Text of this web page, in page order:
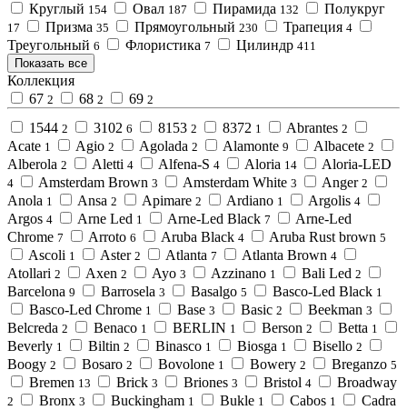
Круглый 154 Овал 187 Пирамида 132 Полукруг
17 Призма 35 Прямоугольный 230 Трапеция 4
Треугольный 6 Флористика 7 Цилиндр 411
Показать все
Коллекция
67 2 68 2 69 2
1544 2 3102 6 8153 2 8372 1 Abrantes 2
Acate 1 Agio 2 Agolada 2 Alamonte 9 Albacete 2
Alberola 2 Aletti 4 Alfena-S 4 Aloria 14 Aloria-LED
4 Amsterdam Brown 3 Amsterdam White 3 Anger 2
Anola 1 Ansa 2 Apimare 2 Ardiano 1 Argolis 4
Argos 4 Arne Led 1 Arne-Led Black 7
Arne-Led
Chrome 7 Arroto 6 Aruba Black 4 Aruba Rust brown 5
Ascoli 1 Aster 2 Atlanta 7 Atlanta Brown 4
Atollari 2 Axen 2 Ayo 3 Azzinano 1 Bali Led 2
Barcelona 9 Barrosela 3 Basalgo 5 Basco-Led Black 1
Basco-Led Chrome 1 Base 3 Basic 2 Beekman 3
Belcreda 2 Benaco 1 BERLIN 1 Berson 2 Betta 1
Beverly 1 Biltin 2 Binasco 1 Biosga 1 Bisello 2
Boogy 2 Bosaro 2 Bovolone 1 Bowery 2 Breganzo 5
Bremen 13 Brick 3 Briones 3 Bristol 4 Broadway
2 Bronx 3 Buckingham 1 Bukle 1 Cabos 1 Cadra